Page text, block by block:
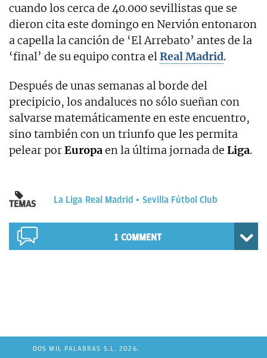
cuando los cerca de 40.000 sevillistas que se
dieron cita este domingo en Nervión entonaron
a capella la canción de ‘El Arrebato’ antes de la
‘final’ de su equipo contra elRealMadrid.
Después de unas semanas al borde del
precipicio, los andaluces no sólo sueñan con
salvarse matemáticamente en este encuentro,
sino también con un triunfo que les permita
pelear porEuropaen la última jornada de Liga.
TEMAS La Liga Real Madrid Sevilla Fútbol Club
1 COMMENT
DOS MIL PALABRAS S.L. 2026.